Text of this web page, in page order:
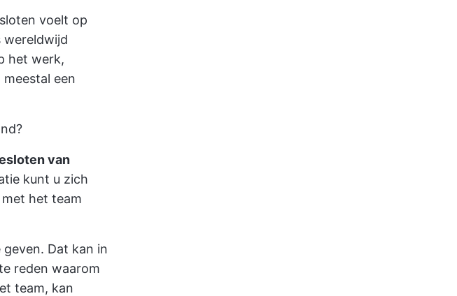
voelt op
wereldwijd
het werk,
een
van
kunt u zich
het team
Dat kan in
reden waarom
team, kan